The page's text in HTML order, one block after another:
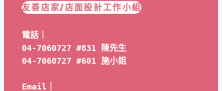
友善店家/店面設計工作小組
電話｜
04-7060727 #831 陳先生
04-7060727 #601 施小姐
Email｜